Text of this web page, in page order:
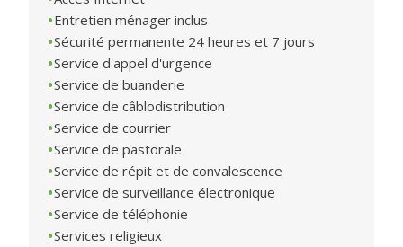
Entretien ménager inclus
Sécurité permanente 24 heures et 7 jours
Service d'appel d'urgence
Service de buanderie
Service de câblodistribution
Service de courrier
Service de pastorale
Service de répit et de convalescence
Service de surveillance électronique
Service de téléphonie
Services religieux